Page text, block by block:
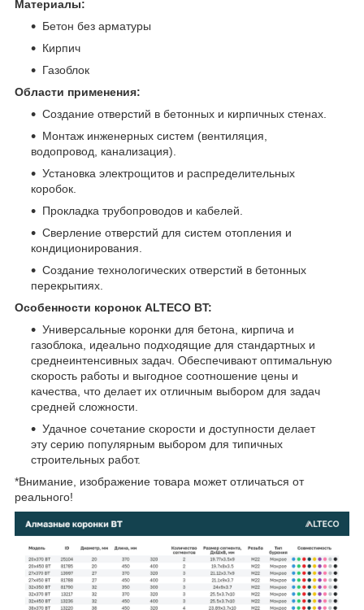
Материалы:
Бетон без арматуры
Кирпич
Газоблок
Области применения:
Создание отверстий в бетонных и кирпичных стенах.
Монтаж инженерных систем (вентиляция,
водопровод, канализация).
Установка электрощитов и распределительных
коробок.
Прокладка трубопроводов и кабелей.
Сверление отверстий для систем отопления и
кондиционирования.
Создание технологических отверстий в бетонных
перекрытиях.
Особенности коронок ALTECO BT:
Универсальные коронки для бетона, кирпича и
газоблока, идеально подходящие для стандартных и
среднеинтенсивных задач. Обеспечивают оптимальную
скорость работы и выгодное соотношение цены и
качества, что делает их отличным выбором для задач
средней сложности.
Удачное сочетание скорости и доступности делает
эту серию популярным выбором для типичных
строительных работ.
*Внимание, изображение товара может отличаться от
реального!